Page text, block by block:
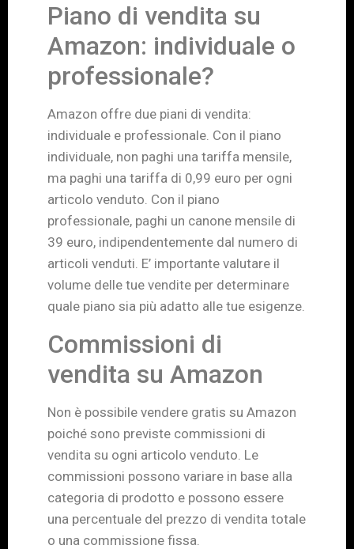
Piano di vendita su
Amazon: individuale o
professionale?
Amazon offre due piani di vendita:
individuale e professionale. Con il piano
individuale, non paghi una tariffa mensile,
ma paghi una tariffa di 0,99 euro per ogni
articolo venduto. Con il piano
professionale, paghi un canone mensile di
39 euro, indipendentemente dal numero di
articoli venduti. E’ importante valutare il
volume delle tue vendite per determinare
quale piano sia più adatto alle tue esigenze.
Commissioni di
vendita su Amazon
Non è possibile vendere gratis su Amazon
poiché sono previste commissioni di
vendita su ogni articolo venduto. Le
commissioni possono variare in base alla
categoria di prodotto e possono essere
una percentuale del prezzo di vendita totale
o una commissione fissa.